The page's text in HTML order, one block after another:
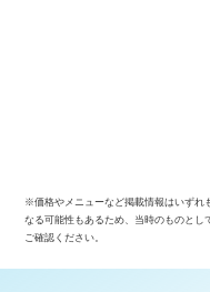
※価格やメニューなど掲載情報はいずれ
なる可能性もあるため、当時のものとし
ご確認ください。